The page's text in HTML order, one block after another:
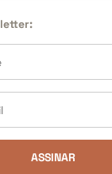
ASSINAR